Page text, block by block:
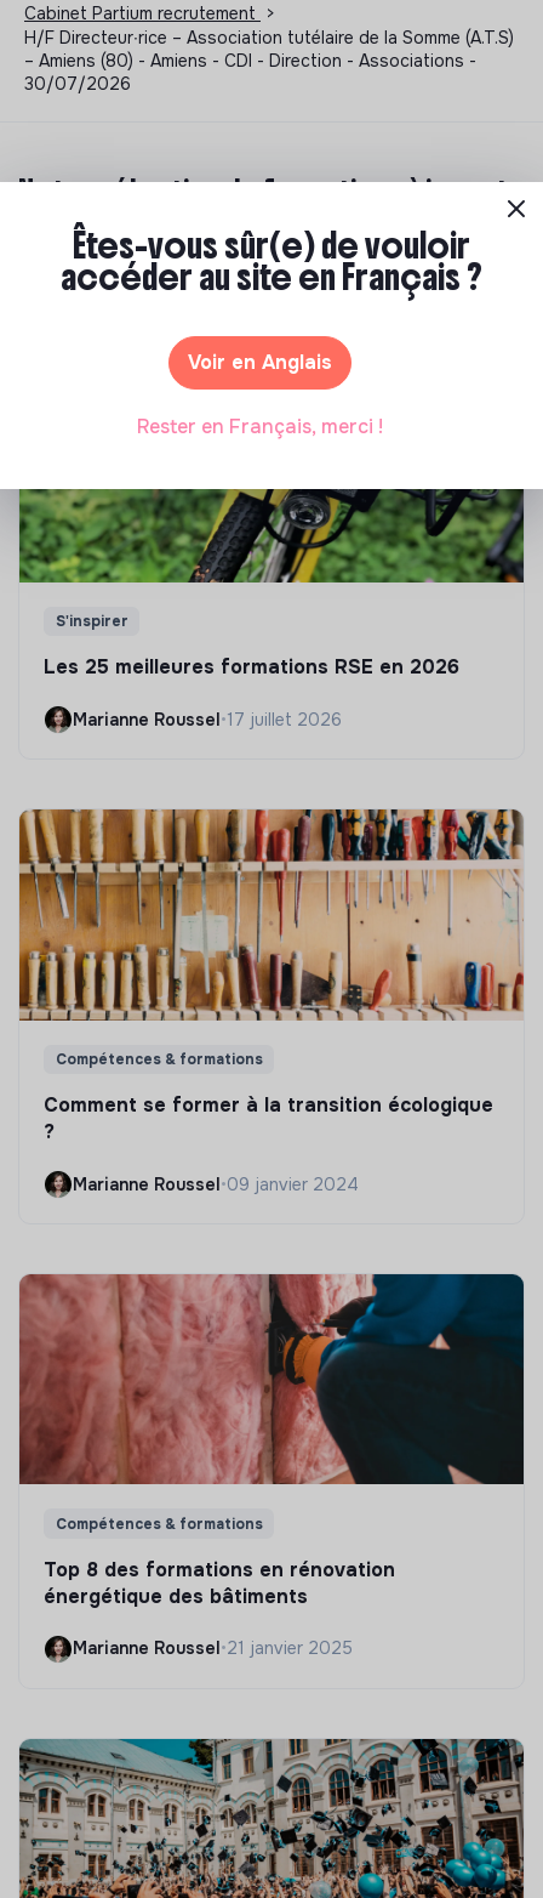
Cabinet Partium recrutement
>
H/F Directeur∙rice – Association tutélaire de la Somme (A.T.S)
– Amiens (80) - Amiens - CDI - Direction - Associations -
30/07/2026
Notre sélection de formations à impact
Tu souhaites te réorienter mais tu ne sais pas par où
commencer ? Pas de panique, on te propose une
sélection de formations aux métiers de la transition
S'inspirer
Les 25 meilleures formations RSE en 2026
Marianne Roussel•17 juillet 2026
Compétences & formations
Comment se former à la transition écologique
?
Marianne Roussel•09 janvier 2024
Compétences & formations
Top 8 des formations en rénovation
énergétique des bâtiments
Marianne Roussel•21 janvier 2025
Êtes-vous sûr(e) de vouloir
accéder au site en Français ?
Voir en Anglais
Rester en Français, merci !